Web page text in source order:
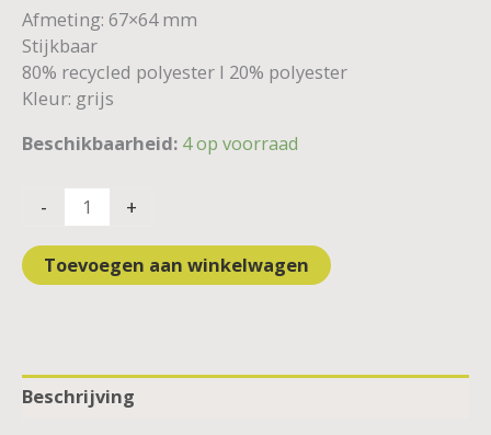
Afmeting: 67×64 mm
Stijkbaar
80% recycled polyester I 20% polyester
Kleur: grijs
Beschikbaarheid: 4 op voorraad
- +
Toevoegen aan winkelwagen
Beschrijving